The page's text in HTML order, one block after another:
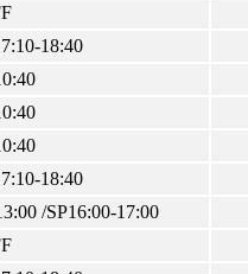
18:40
18:40
/SP16:00-17:00